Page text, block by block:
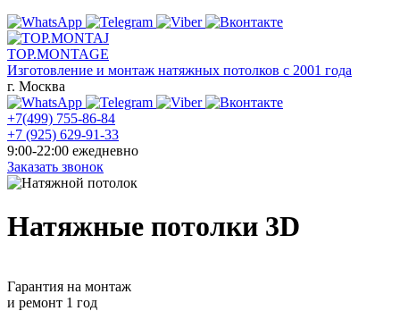
TOP.MONTAGE
Изготовление и монтаж натяжных потолков с 2001 года
г. Москва
+7(499) 755-86-84
+7 (925) 629-91-33
9:00-22:00 ежедневно
Заказать звонок
Натяжные потолки 3D
Гарантия на монтаж
и ремонт 1 год